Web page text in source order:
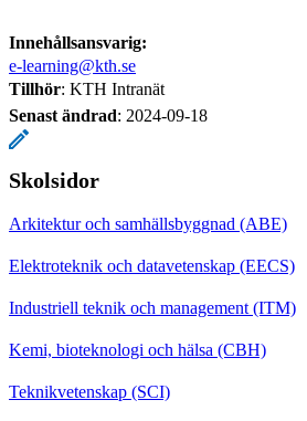
Innehållsansvarig:
e-learning@kth.se
Tillhör: KTH Intranät
Senast ändrad: 2024-09-18
Skolsidor
Arkitektur och samhällsbyggnad (ABE)
Elektroteknik och datavetenskap (EECS)
Industriell teknik och management (ITM)
Kemi, bioteknologi och hälsa (CBH)
Teknikvetenskap (SCI)